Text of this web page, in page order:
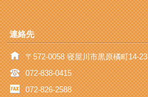
連絡先
〒572-0058 寝屋川市黒原橘町14-23
072-838-0415
072-826-2588